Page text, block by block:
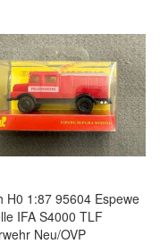
H0 1:87 95604 Espewe
IFA S4000 TLF
Neu/OVP